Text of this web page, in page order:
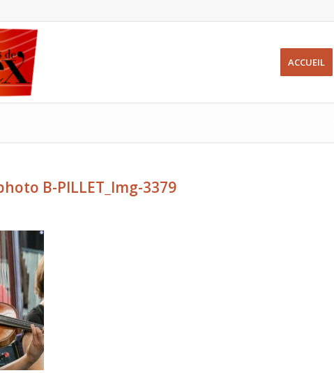
ACCUEIL
B-PILLET_Img-3379